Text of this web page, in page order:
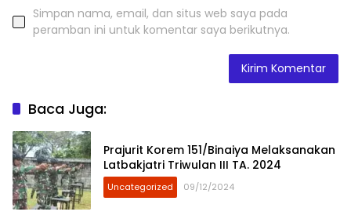
Simpan nama, email, dan situs web saya pada
peramban ini untuk komentar saya berikutnya.
Baca Juga:
Prajurit Korem 151/Binaiya Melaksanakan
Latbakjatri Triwulan III TA. 2024
Uncategorized 09/12/2024